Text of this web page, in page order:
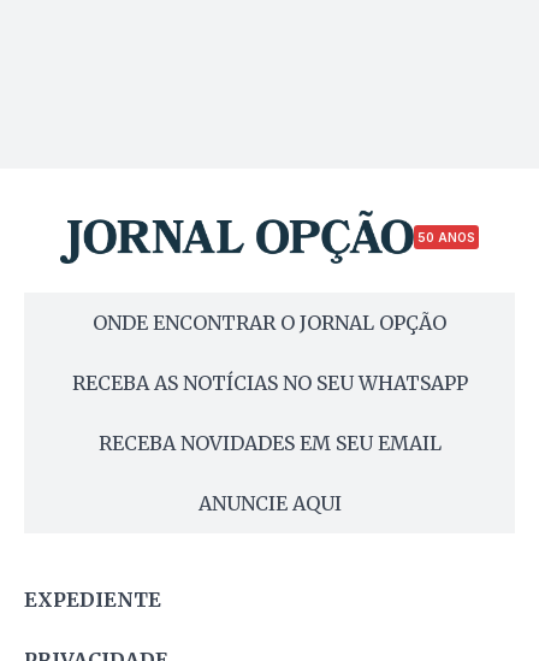
50 ANOS
ONDE ENCONTRAR O JORNAL OPÇÃO
RECEBA AS NOTÍCIAS NO SEU WHATSAPP
RECEBA NOVIDADES EM SEU EMAIL
ANUNCIE AQUI
EXPEDIENTE